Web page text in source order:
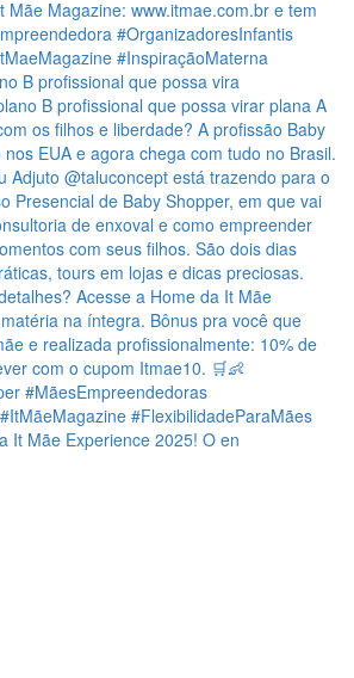
B profissional que possa vira
It Mãe Experience 2025! O en